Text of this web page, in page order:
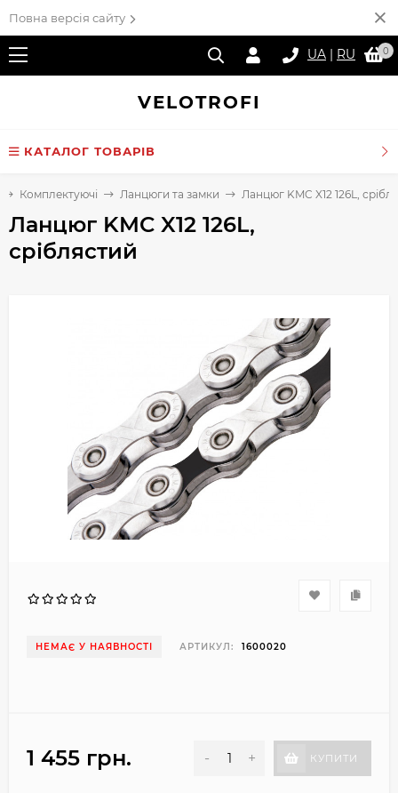
Повна версія сайту
UA | RU 0
VELOTROFI
КАТАЛОГ ТОВАРІВ
Комплектуючі Ланцюги та замки Ланцюг KMC X12 126L,
Ланцюг KMC X12 126L,
сріблястий
НЕМАЄ У НАЯВНОСТІ АРТИКУЛ: 1600020
1 455 грн. - + КУПИТИ